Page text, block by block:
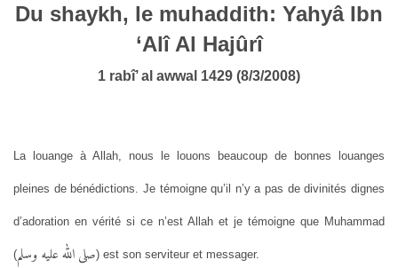
Du shaykh, le muhaddith: Yahyâ Ibn
‘Alî Al Hajûrî
1 rabî’ al awwal 1429 (8/3/2008)
La louange à Allah, nous le louons beaucoup de bonnes louanges
pleines de bénédictions. Je témoigne qu’il n’y a pas de divinités dignes
d’adoration en vérité si ce n’est Allah et je témoigne que Muhammad
(صلى الله عليه وسلم) est son serviteur et messager.